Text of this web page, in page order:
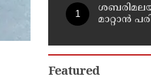
മാറ്റാൻ
പ്രത്യേക
Featured